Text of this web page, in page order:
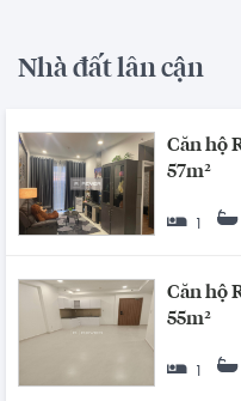
Nhà đất lân cận
Căn hộ
57m²
Căn hộ
55m²